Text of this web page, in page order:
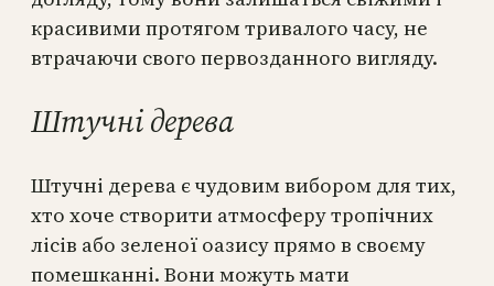
красивими протягом тривалого часу, не
втрачаючи свого первозданного вигляду.
Штучні дерева
Штучні дерева є чудовим вибором для тих,
хто хоче створити атмосферу тропічних
лісів або зеленої оазису прямо в своєму
помешканні. Вони можуть мати